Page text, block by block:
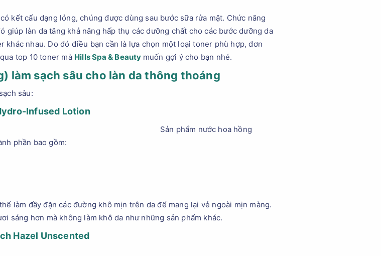
kết cấu dạng lỏng, chúng được dùng sau bước sữa rửa mặt. Chức năng
giúp làn da tăng khả năng hấp thụ các dưỡng chất cho các bước dưỡng da
nhau. Do đó điều bạn cần là lựa chọn một loại toner phù hợp, đơn
top 10 toner mà Hills Spa & Beauty muốn gợi ý cho bạn nhé.
làm sạch sâu cho làn da thông thoáng
sâu:
Infused Lotion
Sản phẩm nước hoa hồng
phần bao gồm:
làm đầy đặn các đường khô mịn trên da để mang lại vẻ ngoài mịn màng.
sáng hơn mà không làm khô da như những sản phẩm khác.
Hazel Unscented